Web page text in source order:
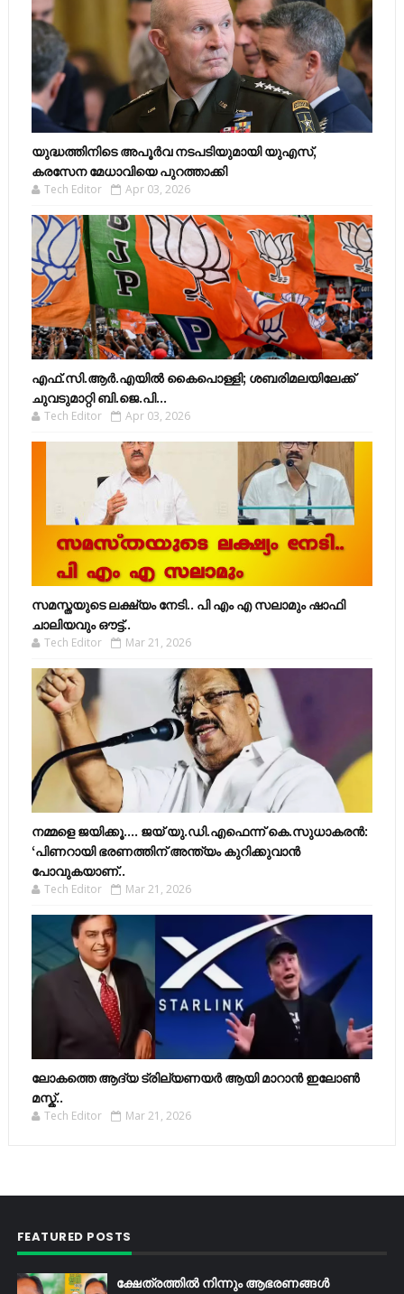
യുദ്ധത്തിനിടെ അപൂർവ നടപടിയുമായി യുഎസ്,
കരസേന മേധാവിയെ പുറത്താക്കി
Tech Editor Apr 03, 2026
എഫ്​.സി.ആർ.എയിൽ കൈപൊള്ളി; ശബരിമലയിലേക്ക്​
ചുവടുമാറ്റി ബി.ജെ.പി...
Tech Editor Apr 03, 2026
സമസ്തയുടെ ലക്ഷ്യം നേടി.. പി എം എ സലാമും ഷാഫി
ചാലിയവും ഔട്ട്..
Tech Editor Mar 21, 2026
നമ്മളെ ജയിക്കൂ.... ജയ് യു.ഡി.എഫെന്ന് കെ.സുധാകരൻ:
‘പിണറായി ഭരണത്തിന് അന്ത്യം കുറിക്കുവാൻ
പോവുകയാണ്..
Tech Editor Mar 21, 2026
ലോകത്തെ ആദ്യ ട്രില്യണയർ ആയി മാറാൻ ഇലോൺ
മസ്ക്..
Tech Editor Mar 21, 2026
FEATURED POSTS
ക്ഷേത്രത്തിൽ നിന്നും ആഭരണങ്ങൾ